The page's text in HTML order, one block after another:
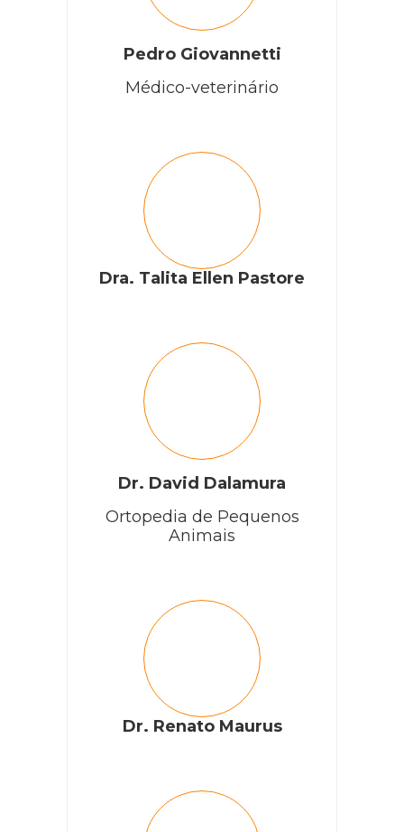
Pedro Giovannetti
Médico-veterinário
Dra. Talita Ellen Pastore
Dr. David Dalamura
Ortopedia de Pequenos
Animais
Dr. Renato Maurus